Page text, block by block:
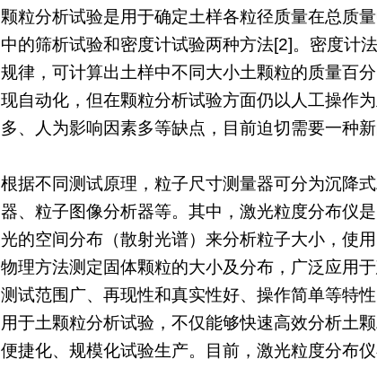
颗粒分析试验是用于确定土样各粒径质量在总质
中的筛析试验和密度计试验两种方法[2]。密度计
规律，可计算出土样中不同大小土颗粒的质量百
现自动化，但在颗粒分析试验方面仍以人工操作
多、人为影响因素多等缺点，目前迫切需要一种
根据不同测试原理，粒子尺寸测量器可分为沉降
器、粒子图像分析器等。其中，激光粒度分布仪
光的空间分布（散射光谱）来分析粒子大小，使
物理方法测定固体颗粒的大小及分布，广泛应用
测试范围广、再现性和真实性好、操作简单等特
用于土颗粒分析试验，不仅能够快速高效分析土
便捷化、规模化试验生产。目前，激光粒度分布